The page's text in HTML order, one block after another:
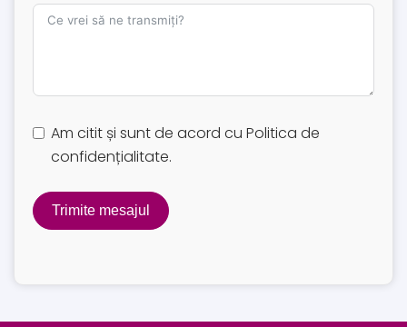
Am citit și sunt de acord cu Politica de
confidențialitate.
Trimite mesajul